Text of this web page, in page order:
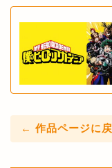
← 作品ページに戻